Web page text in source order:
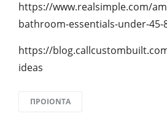
https://www.realsimple.com/
bathroom-essentials-under-45-
https://
ideas
ΠΡΟΙΟΝΤΑ